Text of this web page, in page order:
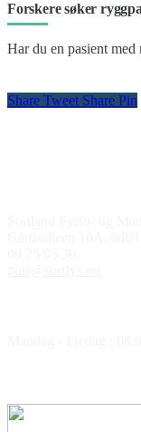
Forskere søker
Har du en pasient
Share Tweet Share Pin